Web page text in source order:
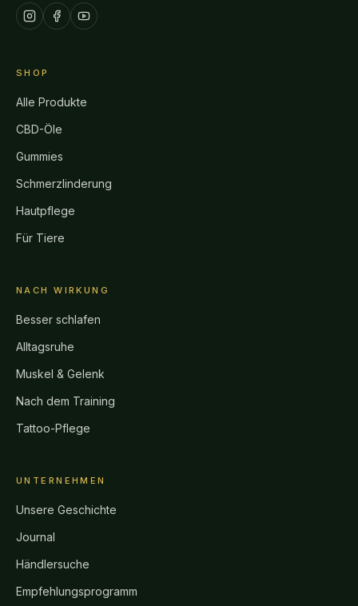
SHOP
Alle Produkte
CBD-Öle
Gummies
Schmerzlinderung
Hautpflege
Für Tiere
NACH WIRKUNG
Besser schlafen
Alltagsruhe
Muskel & Gelenk
Nach dem Training
Tattoo-Pflege
UNTERNEHMEN
Unsere Geschichte
Journal
Händlersuche
Empfehlungsprogramm